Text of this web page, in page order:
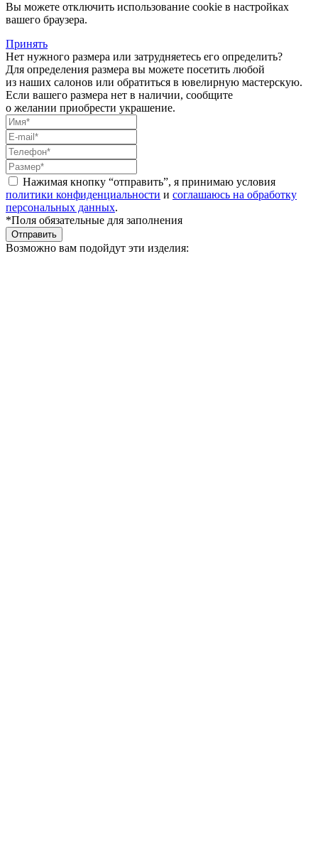
Вы можете отключить использование cookie в настройках
вашего браузера.
Принять
Нет нужного размера или затрудняетесь его определить?
Для определения размера вы можете посетить любой
из наших салонов или обратиться в ювелирную мастерскую.
Если вашего размера нет в наличии, сообщите
о желании приобрести украшение.
Нажимая кнопку “отправить”, я принимаю условия
политики конфиденциальности и соглашаюсь на обработку
персональных данных.
*Поля обязательные для заполнения
Отправить
Возможно вам подойдут эти изделия: